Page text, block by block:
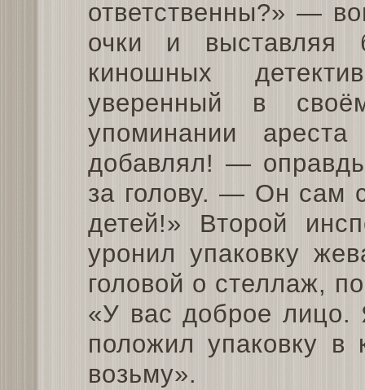
ответственны?» —
очки и выставляя
киношных
уверенный в
упоминании
добавлял! —
за голову. — Он сам
детей!» Второй
уронил упаковку
головой о стеллаж,
«У вас доброе лицо.
положил упаковку
возьму».